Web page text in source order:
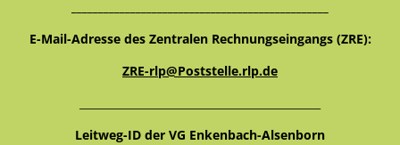
E-Mail-Adresse des Zentralen Rechnungseingangs (ZRE):
ZRE-rlp@Poststelle.rlp.de
Leitweg-ID der VG Enkenbach-Alsenborn